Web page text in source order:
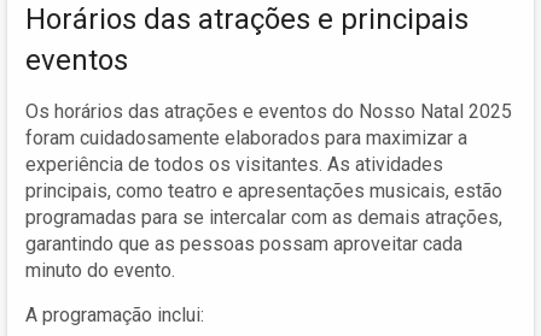
Horários das atrações e principais
eventos
Os horários das atrações e eventos do Nosso Natal 2025
foram cuidadosamente elaborados para maximizar a
experiência de todos os visitantes. As atividades
principais, como teatro e apresentações musicais, estão
programadas para se intercalar com as demais atrações,
garantindo que as pessoas possam aproveitar cada
minuto do evento.
A programação inclui: